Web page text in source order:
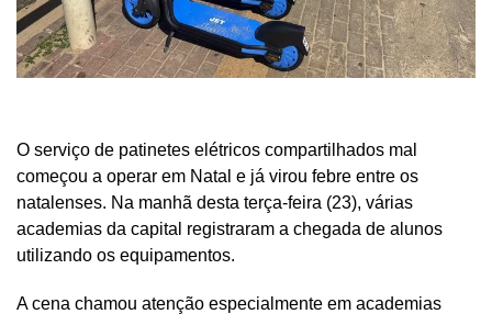
O serviço de patinetes elétricos compartilhados mal
começou a operar em Natal e já virou febre entre os
natalenses. Na manhã desta terça-feira (23), várias
academias da capital registraram a chegada de alunos
utilizando os equipamentos.
A cena chamou atenção especialmente em academias